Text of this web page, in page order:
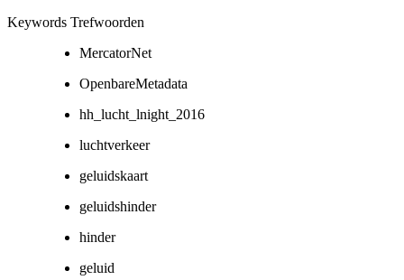
Keywords Trefwoorden
MercatorNet
OpenbareMetadata
hh_lucht_lnight_2016
luchtverkeer
geluidskaart
geluidshinder
hinder
geluid